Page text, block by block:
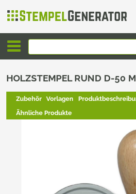
HOLZSTEMPEL RUND D-50
Zubehör Vorlagen
Ähnliche Produkte